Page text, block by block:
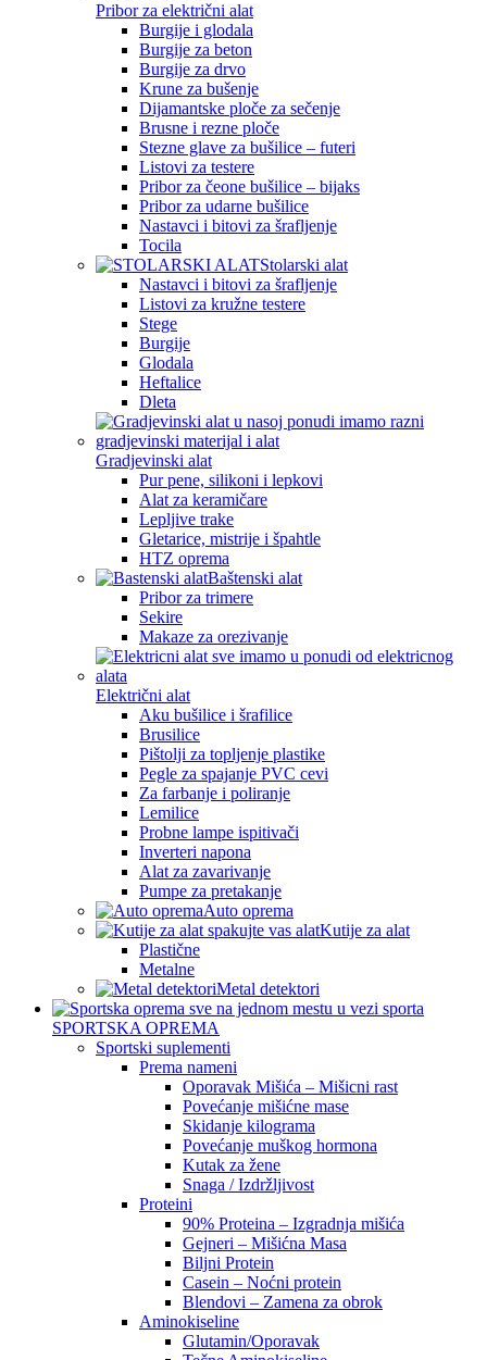
Pribor za električni alat
Burgije i glodala
Burgije za beton
Burgije za drvo
Krune za bušenje
Dijamantske ploče za sečenje
Brusne i rezne ploče
Stezne glave za bušilice – futeri
Listovi za testere
Pribor za čeone bušilice – bijaks
Pribor za udarne bušilice
Nastavci i bitovi za šrafljenje
Tocila
Stolarski alat
Nastavci i bitovi za šrafljenje
Listovi za kružne testere
Stege
Burgije
Glodala
Heftalice
Dleta
Gradjevinski alat
Pur pene, silikoni i lepkovi
Alat za keramičare
Lepljive trake
Gletarice, mistrije i špahtle
HTZ oprema
Baštenski alat
Pribor za trimere
Sekire
Makaze za orezivanje
Električni alat
Aku bušilice i šrafilice
Brusilice
Pištolji za topljenje plastike
Pegle za spajanje PVC cevi
Za farbanje i poliranje
Lemilice
Probne lampe ispitivači
Inverteri napona
Alat za zavarivanje
Pumpe za pretakanje
Auto oprema
Kutije za alat
Plastične
Metalne
Metal detektori
SPORTSKA OPREMA
Sportski suplementi
Prema nameni
Oporavak Mišića – Mišicni rast
Povećanje mišićne mase
Skidanje kilograma
Povećanje muškog hormona
Kutak za žene
Snaga / Izdržljivost
Proteini
90% Proteina – Izgradnja mišića
Gejneri – Mišićna Masa
Biljni Protein
Casein – Noćni protein
Blendovi – Zamena za obrok
Aminokiseline
Glutamin/Oporavak